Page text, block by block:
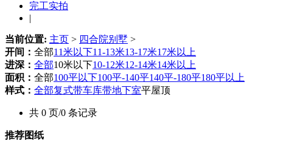
完工实拍
|
当前位置: 主页 > 四合院别墅 >
开间： 全部11米以下11-13米13-17米17米以上
进深： 全部10米以下10-12米12-14米14米以上
面积： 全部100平以下100平-140平140平-180平180平以上
样式： 全部复式带车库带地下室平屋顶
共 0 页/0 条记录
推荐图纸